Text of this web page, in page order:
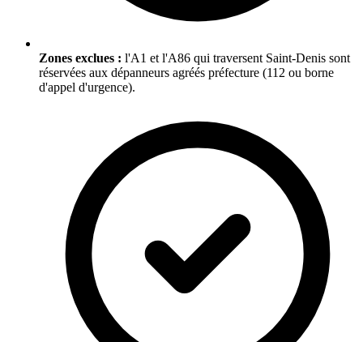
Zones exclues : l'A1 et l'A86 qui traversent Saint-Denis sont
réservées aux dépanneurs agréés préfecture (112 ou borne
d'appel d'urgence).